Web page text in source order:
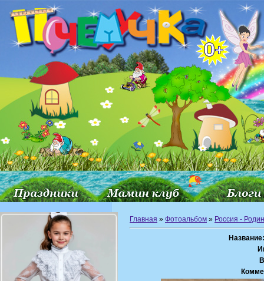
Главная » Фотоальбом » Россия -